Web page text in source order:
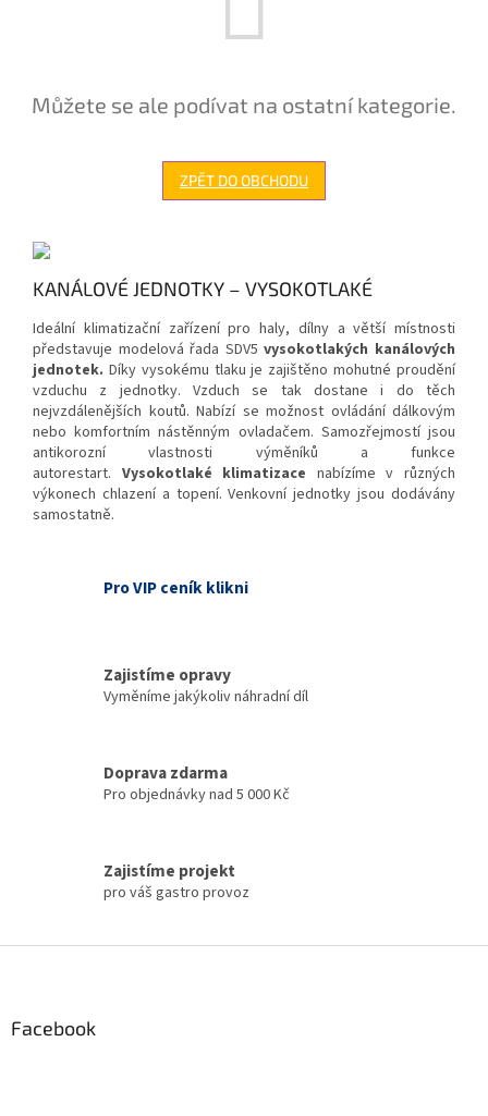
Můžete se ale podívat na ostatní kategorie.
ZPĚT DO OBCHODU
KANÁLOVÉ JEDNOTKY – VYSOKOTLAKÉ
Ideální klimatizační zařízení pro haly, dílny a větší místnosti
představuje modelová řada SDV5 vysokotlakých kanálových
jednotek. Díky vysokému tlaku je zajištěno mohutné proudění
vzduchu z jednotky. Vzduch se tak dostane i do těch
nejvzdálenějších koutů. Nabízí se možnost ovládání dálkovým
nebo komfortním nástěnným ovladačem. Samozřejmostí jsou
antikorozní vlastnosti výměníků a funkce
autorestart. Vysokotlaké klimatizace nabízíme v různých
výkonech chlazení a topení. Venkovní jednotky jsou dodávány
samostatně.
Pro VIP ceník klikni
Zajistíme opravy
Vyměníme jakýkoliv náhradní díl
Doprava zdarma
Pro objednávky nad 5 000 Kč
Zajistíme projekt
pro váš gastro provoz
Facebook